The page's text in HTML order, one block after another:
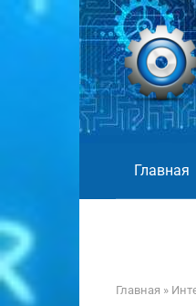
Перейти
Главная
Главная »